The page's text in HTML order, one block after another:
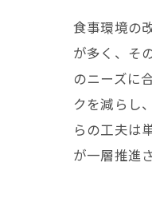
食事環境の
が多く、そ
のニーズに
クを減らし
らの工夫は
が一層推進